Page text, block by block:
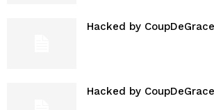
Hacked by CoupDeGrace
Hacked by CoupDeGrace